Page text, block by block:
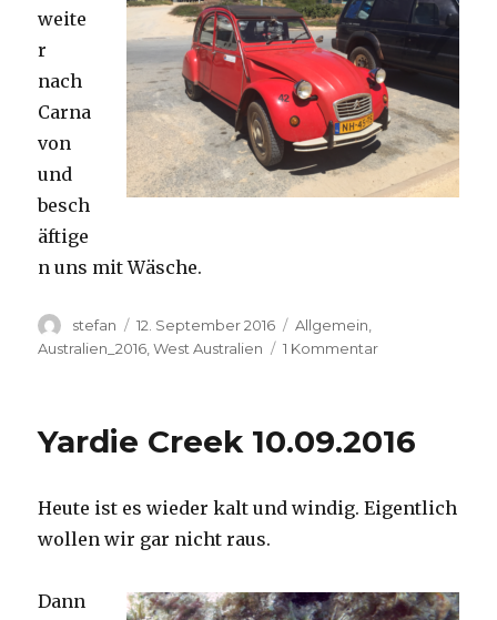
weite
r
nach
Carna
von
und
besch
äftige
n uns mit Wäsche.
Autor
stefan
Veröffentlicht
am
12. September 2016 Kategorien
Allgemein
Australien_2016 ,West Australien 1 Kommentarzu
Yardie Creek 10.09.2016
Heute ist es wieder kalt und windig. Eigentlich
wollen wir gar nicht raus.
Dann